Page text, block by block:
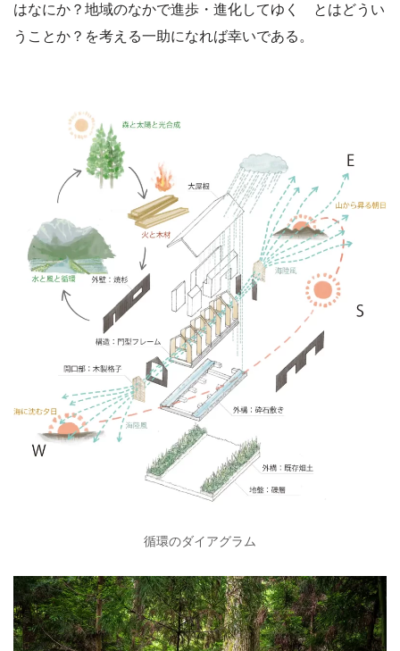
はなにか？地域のなかで進歩・進化してゆく とはどうい
うことか？を考える一助になれば幸いである。
循環のダイアグラム